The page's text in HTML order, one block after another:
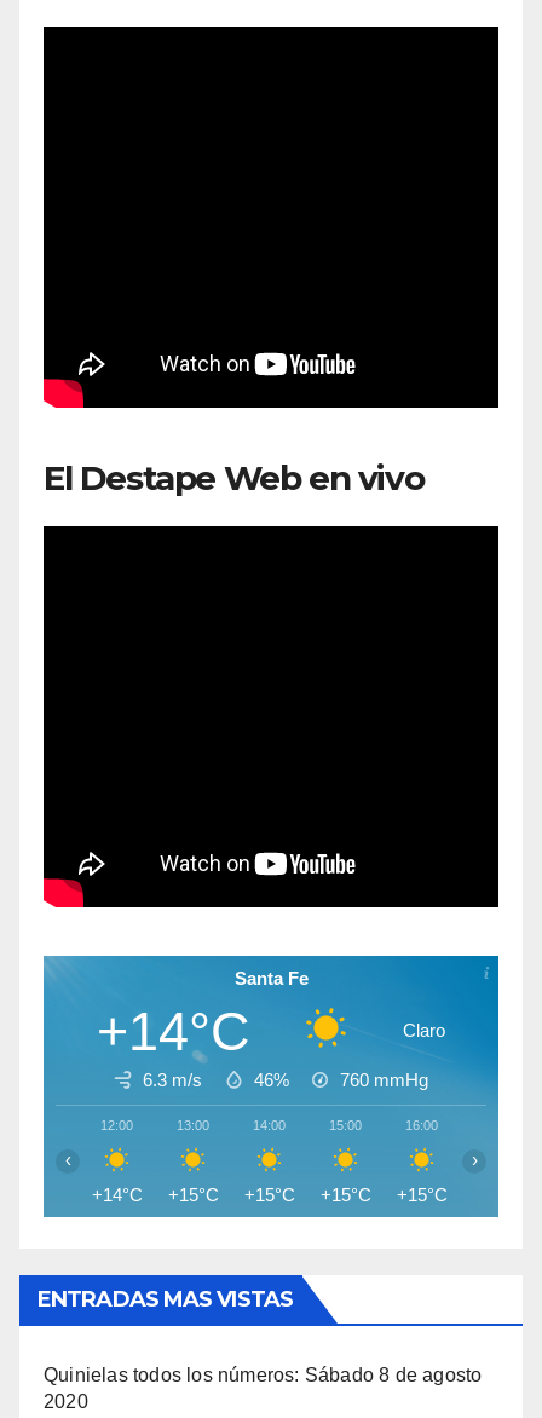
El Destape Web en vivo
Santa Fe
+14°C Claro
6.3 m/s 46% 760 mmHg
12:00
+14°C
13:00
+15°C
14:00
+15°C
15:00
+15°C
16:00
+15°C
‹ ›
ENTRADAS MAS VISTAS
Quinielas todos los números: Sábado 8 de agosto
2020